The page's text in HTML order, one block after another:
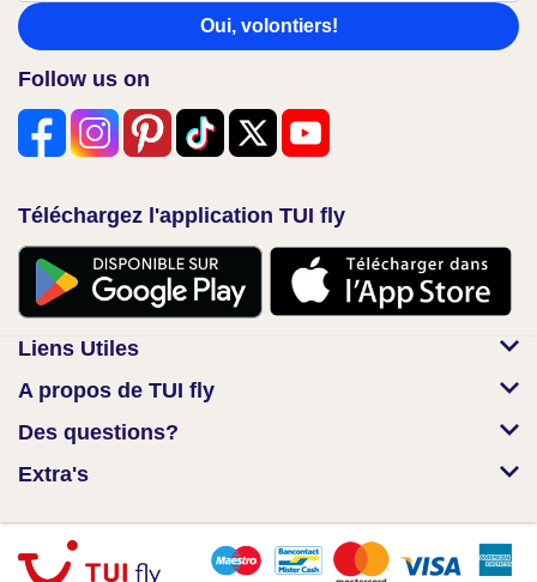
Oui, volontiers!
Follow us on
Téléchargez l'application TUI fly
Liens Utiles
A propos de TUI fly
Des questions?
Extra's